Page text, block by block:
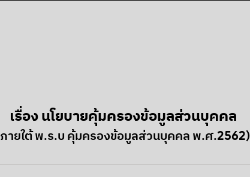
เรื่อง นโยบายคุ้มครองข้อมูลส่วนบุคคล
ายใต้ พ.ร.บ คุ้มครองข้อมูลส่วนบุคคล พ.ศ.2562)